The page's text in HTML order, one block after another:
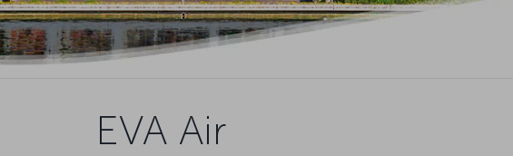
EVA Air